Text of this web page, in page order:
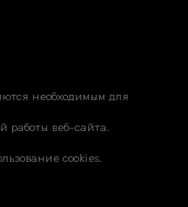
необходимым для
работы веб-сайта.
cookies.